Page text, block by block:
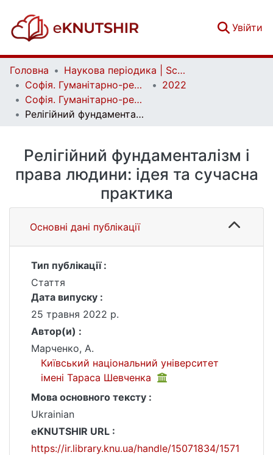
Увійти
Головна
Наукова періодика | Scientific periodicals
Софія. Гуманітарно-релігієзнавчий вісник | Sophia. Human and Religious Studies Bulletin
2022
Софія. Гуманітарно-релігієзнавчий вісник. № 1 (19)
Релігійний фундаменталізм і права людини: ідея та сучасна практика
Релігійний фундаменталізм і
права людини: ідея та сучасна
практика
Основні дані публікації
Тип публікації :
Стаття
Дата випуску :
25 травня 2022 р.
Автор(и) :
Марченко, А.
Київський національний університет
імені Тараса Шевченка
Мова основного тексту :
Ukrainian
eKNUTSHIR URL :
https://ir.library.knu.ua/handle/15071834/1571